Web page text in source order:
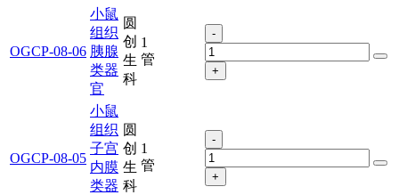
OGCP-08-06
小鼠
组织
胰腺
类器
官
圆
创
生
科
1
管
-
+
OGCP-08-05
小鼠
组织
子宫
内膜
类器
圆
创
生
科
1
管
-
+